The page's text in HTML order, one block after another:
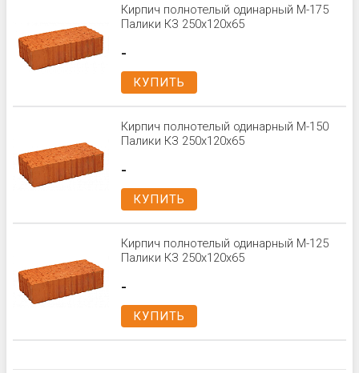
Кирпич полнотелый одинарный М-175
Палики КЗ 250x120x65
-
КУПИТЬ
Кирпич полнотелый одинарный М-150
Палики КЗ 250x120x65
-
КУПИТЬ
Кирпич полнотелый одинарный М-125
Палики КЗ 250x120x65
-
КУПИТЬ